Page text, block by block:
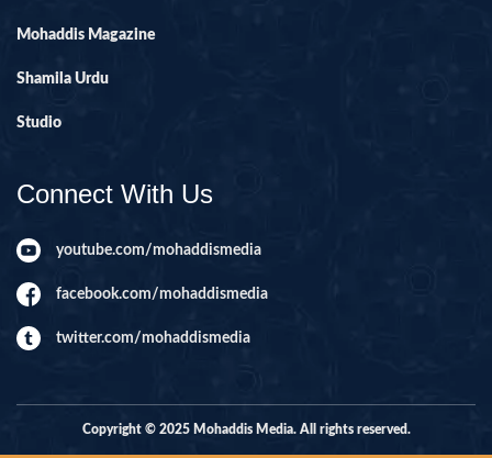
Mohaddis Magazine
Shamila Urdu
Studio
Connect With Us
youtube.com/mohaddismedia
facebook.com/mohaddismedia
twitter.com/mohaddismedia
Copyright © 2025 Mohaddis Media. All rights reserved.